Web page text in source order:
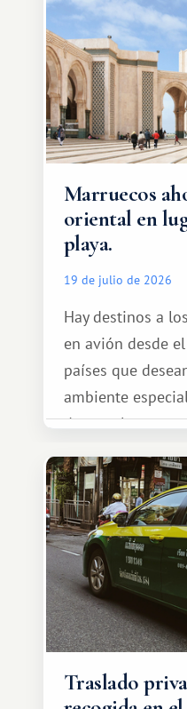
Marruecos
oriental en
playa.
19 de julio de 2026
Hay destinos a
en avión desde
países que
ambiente
de esos lugares.
Traslado